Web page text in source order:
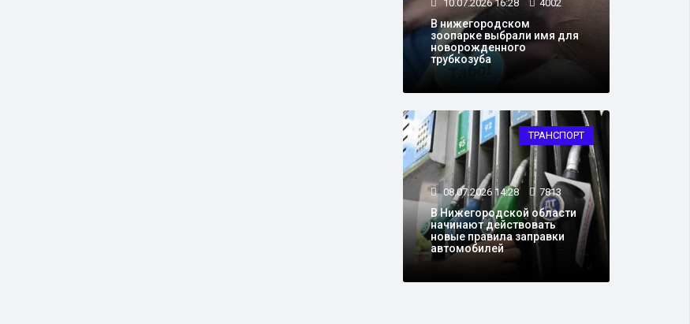
10.07.2026 16:28 4002
В нижегородском
зоопарке выбрали имя для
новорожденного
трубкозуба
ТРАНСПОРТ
08.07.2026 14:28 7813
В Нижегородской области
начинают действовать
новые правила заправки
автомобилей